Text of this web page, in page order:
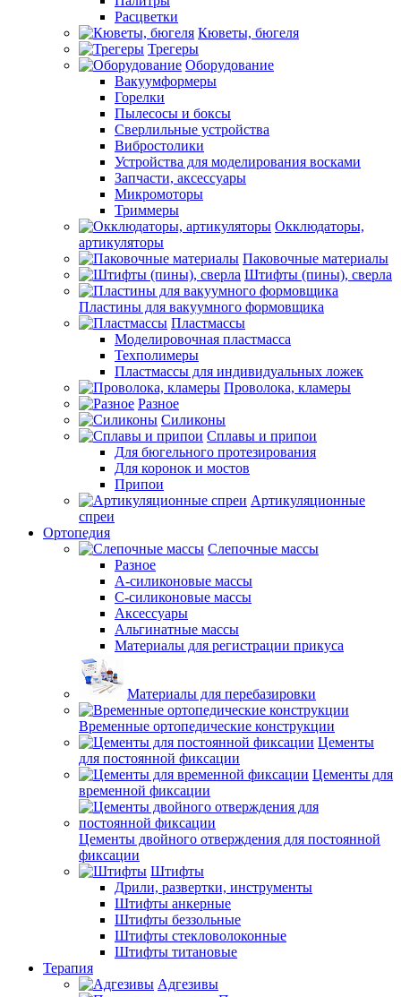
Расцветки
Кюветы, бюгеля
Трегеры
Оборудование
Вакуумформеры
Горелки
Пылесосы и боксы
Сверлильные устройства
Вибростолики
Устройства для моделирования восками
Запчасти, аксессуары
Микромоторы
Триммеры
Окклюдаторы,
артикуляторы
Паковочные материалы
Штифты (пины), сверла
Пластины для вакуумного формовщика
Пластмассы
Моделировочная пластмасса
Техполимеры
Пластмассы для индивидуальных ложек
Проволока, кламеры
Разное
Силиконы
Сплавы и припои
Для бюгельного протезирования
Для коронок и мостов
Припои
Артикуляционные
спреи
Ортопедия
Слепочные массы
Разное
А-силиконовые массы
С-силиконовые массы
Аксессуары
Альгинатные массы
Материалы для регистрации прикуса
Материалы для перебазировки
Временные ортопедические конструкции
Цементы
для постоянной фиксации
Цементы для
временной фиксации
Цементы двойного отверждения для постоянной
фиксации
Штифты
Дрили, развертки, инструменты
Штифты анкерные
Штифты беззольные
Штифты стекловолоконные
Штифты титановые
Терапия
Адгезивы